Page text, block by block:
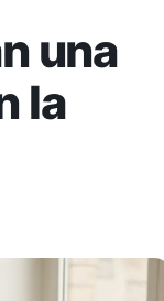
una
la